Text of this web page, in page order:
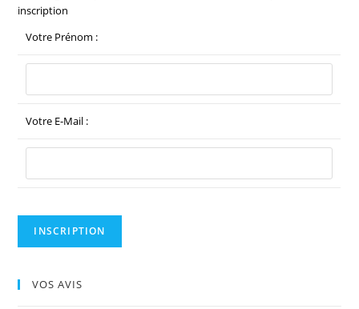
inscription
Votre Prénom :
Votre E-Mail :
VOS AVIS